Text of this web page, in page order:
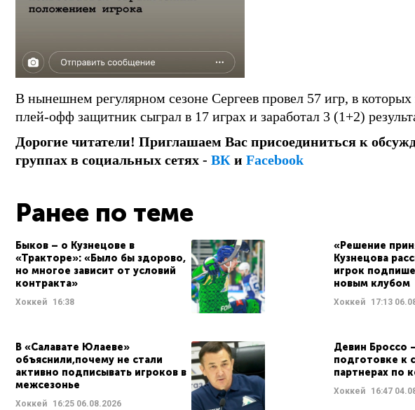
В нынешнем регулярном сезоне Сергеев провел 57 игр, в
плей-офф защитник сыграл в 17 играх и заработал 3 (1+2)
Дорогие читатели! Приглашаем Вас присоединиться к
группах в социальных сетях - ВК и Facebook
Ранее по теме
Быков – о Кузнецове в
«Тракторе»: «Было бы здорово,
но многое зависит от условий
контракта»
Хоккей 16:38
«Решение
Кузнецова
игрок
новым клубом
Хоккей 17:13
В «Салавате Юлаеве»
объяснили,почему не стали
активно подписывать игроков в
межсезонье
Хоккей 16:25 06.08.2026
Девин Броссо
подготовке к
партнерах по
Хоккей 16:47